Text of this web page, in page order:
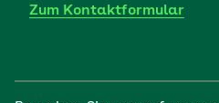
Zum Kontaktformular